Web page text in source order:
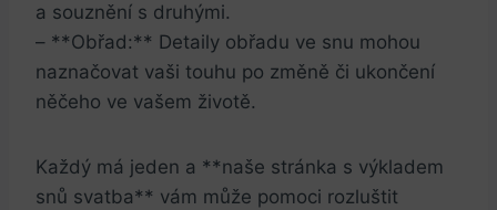
a souznění s druhými.
– **Obřad:** Detaily obřadu ve snu mohou
naznačovat ‍vaši touhu ⁣po změně či ukončení
něčeho ve vašem ⁤životě.
Každý má jeden a **naše stránka s výkladem
snů svatba** vám může pomoci rozluštit